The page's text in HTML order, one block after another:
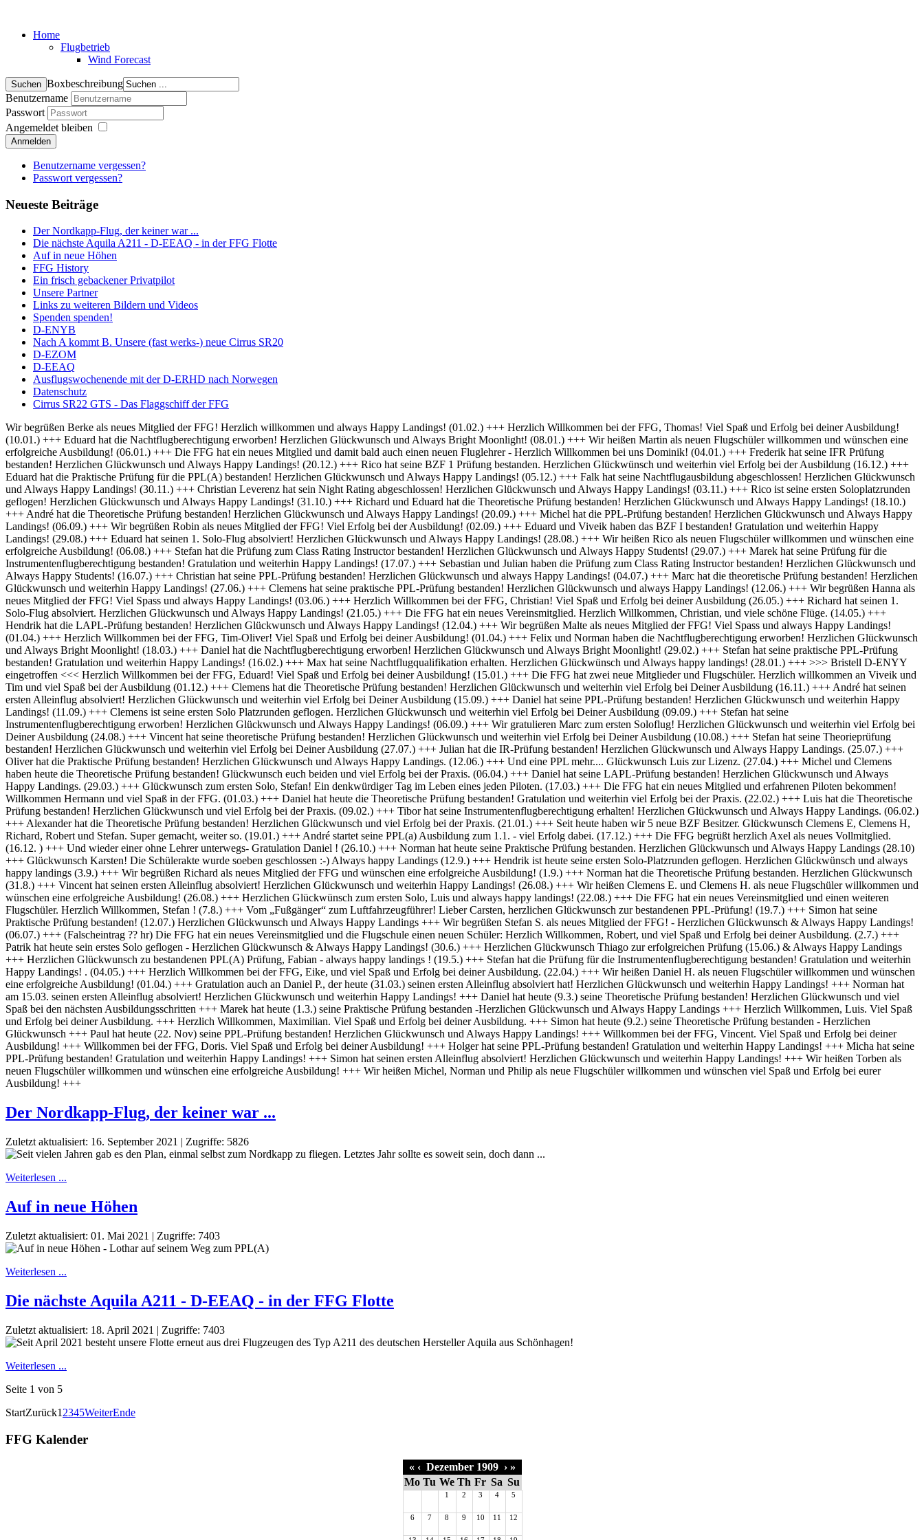
Home
Flugbetrieb
Wind Forecast
Boxbeschreibung
Benutzername
Passwort
Angemeldet bleiben
Anmelden
Benutzername vergessen?
Passwort vergessen?
Neueste Beiträge
Der Nordkapp-Flug, der keiner war ...
Die nächste Aquila A211 - D-EEAQ - in der FFG Flotte
Auf in neue Höhen
FFG History
Ein frisch gebackener Privatpilot
Unsere Partner
Links zu weiteren Bildern und Videos
Spenden spenden!
D-ENYB
Nach A kommt B. Unsere (fast werks-) neue Cirrus SR20
D-EZOM
D-EEAQ
Ausflugswochenende mit der D-ERHD nach Norwegen
Datenschutz
Cirrus SR22 GTS - Das Flaggschiff der FFG
Wir begrüßen Berke als neues Mitglied der FFG! Herzlich willkommen und always Happy Landings! (01.02.) +++ Herzlich Willkommen bei der FFG, Thomas! Viel Spaß und Erfolg bei deiner Ausbildung! (10.01.) +++ Eduard hat die Nachtflugberechtigung erworben! Herzlichen Glückwunsch und Always Bright Moonlight! (08.01.) +++ Wir heißen Martin als neuen Flugschüler willkommen und wünschen eine erfolgreiche Ausbildung! (06.01.) +++ Die FFG hat ein neues Mitglied und damit bald auch einen neuen Fluglehrer - Herzlich Willkommen bei uns Dominik! (04.01.) +++ Frederik hat seine IFR Prüfung bestanden! Herzlichen Glückwunsch und Always Happy Landings! (20.12.) +++ Rico hat seine BZF 1 Prüfung bestanden. Herzlichen Glückwünsch und weiterhin viel Erfolg bei der Ausbildung (16.12.) +++ Eduard hat die Praktische Prüfung für die PPL(A) bestanden! Herzlichen Glückwunsch und Always Happy Landings! (05.12.) +++ Falk hat seine Nachtflugausbildung abgeschlossen! Herzlichen Glückwunsch und Always Happy Landings! (30.11.) +++ Christian Leverenz hat sein Night Rating abgeschlossen! Herzlichen Glückwunsch und Always Happy Landings! (03.11.) +++ Rico ist seine ersten Soloplatzrunden geflogen! Herzlichen Glückwunsch und Always Happy Landings! (31.10.) +++ Richard und Eduard hat die Theoretische Prüfung bestanden! Herzlichen Glückwunsch und Always Happy Landings! (18.10.) +++ André hat die Theoretische Prüfung bestanden! Herzlichen Glückwunsch und Always Happy Landings! (20.09.) +++ Michel hat die PPL-Prüfung bestanden! Herzlichen Glückwunsch und Always Happy Landings! (06.09.) +++ Wir begrüßen Robin als neues Mitglied der FFG! Viel Erfolg bei der Ausbildung! (02.09.) +++ Eduard und Viveik haben das BZF I bestanden! Gratulation und weiterhin Happy Landings! (29.08.) +++ Eduard hat seinen 1. Solo-Flug absolviert! Herzlichen Glückwunsch und Always Happy Landings! (28.08.) +++ Wir heißen Rico als neuen Flugschüler willkommen und wünschen eine erfolgreiche Ausbildung! (06.08.) +++ Stefan hat die Prüfung zum Class Rating Instructor bestanden! Herzlichen Glückwunsch und Always Happy Students! (29.07.) +++ Marek hat seine Prüfung für die Instrumentenflugberechtigung bestanden! Gratulation und weiterhin Happy Landings! (17.07.) +++ Sebastian und Julian haben die Prüfung zum Class Rating Instructor bestanden! Herzlichen Glückwunsch und Always Happy Students! (16.07.) +++ Christian hat seine PPL-Prüfung bestanden! Herzlichen Glückwunsch und always Happy Landings! (04.07.) +++ Marc hat die theoretische Prüfung bestanden! Herzlichen Glückwunsch und weiterhin Happy Landings! (27.06.) +++ Clemens hat seine praktische PPL-Prüfung bestanden! Herzlichen Glückwunsch und always Happy Landings! (12.06.) +++ Wir begrüßen Hanna als neues Mitglied der FFG! Viel Spass und always Happy Landings! (03.06.) +++ Herzlich Willkommen bei der FFG, Christian! Viel Spaß und Erfolg bei deiner Ausbildung (26.05.) +++ Richard hat seinen 1. Solo-Flug absolviert. Herzlichen Glückwunsch und Always Happy Landings! (21.05.) +++ Die FFG hat ein neues Vereinsmitglied. Herzlich Willkommen, Christian, und viele schöne Flüge. (14.05.) +++ Hendrik hat die LAPL-Prüfung bestanden! Herzlichen Glückwunsch und Always Happy Landings! (12.04.) +++ Wir begrüßen Malte als neues Mitglied der FFG! Viel Spass und always Happy Landings! (01.04.) +++ Herzlich Willkommen bei der FFG, Tim-Oliver! Viel Spaß und Erfolg bei deiner Ausbildung! (01.04.) +++ Felix und Norman haben die Nachtflugberechtigung erworben! Herzlichen Glückwunsch und Always Bright Moonlight! (18.03.) +++ Daniel hat die Nachtflugberechtigung erworben! Herzlichen Glückwunsch und Always Bright Moonlight! (29.02.) +++ Stefan hat seine praktische PPL-Prüfung bestanden! Gratulation und weiterhin Happy Landings! (16.02.) +++ Max hat seine Nachtflugqualifikation erhalten. Herzlichen Glückwünsch und Always happy landings! (28.01.) +++ >>> Bristell D-ENYY eingetroffen <<< Herzlich Willkommen bei der FFG, Eduard! Viel Spaß und Erfolg bei deiner Ausbildung! (15.01.) +++ Die FFG hat zwei neue Mitglieder und Flugschüler. Herzlich willkommen an Viveik und Tim und viel Spaß bei der Ausbildung (01.12.) +++ Clemens hat die Theoretische Prüfung bestanden! Herzlichen Glückwunsch und weiterhin viel Erfolg bei Deiner Ausbildung (16.11.) +++ André hat seinen ersten Alleinflug absolviert! Herzlichen Glückwunsch und weiterhin viel Erfolg bei Deiner Ausbildung (15.09.) +++ Daniel hat seine PPL-Prüfung bestanden! Herzlichen Glückwunsch und weiterhin Happy Landings! (11.09.) +++ Clemens ist seine ersten Solo Platzrunden geflogen. Herzlichen Glückwunsch und weiterhin viel Erfolg bei Deiner Ausbildung (09.09.) +++ Stefan hat seine Instrumentenflugberechtigung erworben! Herzlichen Glückwunsch und Always Happy Landings! (06.09.) +++ Wir gratulieren Marc zum ersten Soloflug! Herzlichen Glückwunsch und weiterhin viel Erfolg bei Deiner Ausbildung (24.08.) +++ Vincent hat seine theoretische Prüfung bestanden! Herzlichen Glückwunsch und weiterhin viel Erfolg bei Deiner Ausbildung (10.08.) +++ Stefan hat seine Theorieprüfung bestanden! Herzlichen Glückwunsch und weiterhin viel Erfolg bei Deiner Ausbildung (27.07.) +++ Julian hat die IR-Prüfung bestanden! Herzlichen Glückwunsch und Always Happy Landings. (25.07.) +++ Oliver hat die Praktische Prüfung bestanden! Herzlichen Glückwunsch und Always Happy Landings. (12.06.) +++ Und eine PPL mehr.... Glückwunsch Luis zur Lizenz. (27.04.) +++ Michel und Clemens haben heute die Theoretische Prüfung bestanden! Glückwunsch euch beiden und viel Erfolg bei der Praxis. (06.04.) +++ Daniel hat seine LAPL-Prüfung bestanden! Herzlichen Glückwunsch und Always Happy Landings. (29.03.) +++ Glückwunsch zum ersten Solo, Stefan! Ein denkwürdiger Tag im Leben eines jeden Piloten. (17.03.) +++ Die FFG hat ein neues Mitglied und erfahrenen Piloten bekommen! Willkommen Hermann und viel Spaß in der FFG. (01.03.) +++ Daniel hat heute die Theoretische Prüfung bestanden! Gratulation und weiterhin viel Erfolg bei der Praxis. (22.02.) +++ Luis hat die Theoretische Prüfung bestanden! Herzlichen Glückwunsch und viel Erfolg bei der Praxis. (09.02.) +++ Tibor hat seine Instrumentenflugberechtigung erhalten! Herzlichen Glückwunsch und Always Happy Landings. (06.02.) +++ Alexander hat die Theoretische Prüfung bestanden! Herzlichen Glückwunsch und viel Erfolg bei der Praxis. (21.01.) +++ Seit heute haben wir 5 neue BZF Besitzer. Glückwunsch Clemens E, Clemens H, Richard, Robert und Stefan. Super gemacht, weiter so. (19.01.) +++ André startet seine PPL(a) Ausbildung zum 1.1. - viel Erfolg dabei. (17.12.) +++ Die FFG begrüßt herzlich Axel als neues Vollmitglied. (16.12. ) +++ Und wieder einer ohne Lehrer unterwegs- Gratulation Daniel ! (26.10.) +++ Norman hat heute seine Praktische Prüfung bestanden. Herzlichen Glückwunsch und Always Happy Landings (28.10) +++ Glückwunsch Karsten! Die Schülerakte wurde soeben geschlossen :-) Always happy Landings (12.9.) +++ Hendrik ist heute seine ersten Solo-Platzrunden geflogen. Herzlichen Glückwünsch und always happy landings (3.9.) +++ Wir begrüßen Richard als neues Mitglied der FFG und wünschen eine erfolgreiche Ausbildung! (1.9.) +++ Norman hat die Theoretische Prüfung bestanden. Herzlichen Glückwunsch (31.8.) +++ Vincent hat seinen ersten Alleinflug absolviert! Herzlichen Glückwunsch und weiterhin Happy Landings! (26.08.) +++ Wir heißen Clemens E. und Clemens H. als neue Flugschüler willkommen und wünschen eine erfolgreiche Ausbildung! (26.08.) +++ Herzlichen Glückwünsch zum ersten Solo, Luis und always happy landings! (22.08.) +++ Die FFG hat ein neues Vereinsmitglied und einen weiteren Flugschüler. Herzlich Willkommen, Stefan ! (7.8.) +++ Vom „Fußgänger“ zum Luftfahrzeugführer! Lieber Carsten, herzlichen Glückwunsch zur bestandenen PPL-Prüfung! (19.7.) +++ Simon hat seine Praktische Prüfung bestanden! (12.07.) Herzlichen Glückwunsch und Always Happy Landings +++ Wir begrüßen Stefan S. als neues Mitglied der FFG! - Herzlichen Glückwunsch & Always Happy Landings! (06.07.) +++ (Falscheintrag ?? hr) Die FFG hat ein neues Vereinsmitglied und die Flugschule einen neuen Schüler: Herzlich Willkommen, Robert, und viel Spaß und Erfolg bei deiner Ausbildung. (2.7.) +++ Patrik hat heute sein erstes Solo geflogen - Herzlichen Glückwunsch & Always Happy Landings! (30.6.) +++ Herzlichen Glückwunsch Thiago zur erfolgreichen Prüfung (15.06.) & Always Happy Landings +++ Herzlichen Glückwunsch zu bestandenen PPL(A) Prüfung, Fabian - always happy landings ! (19.5.) +++ Stefan hat die Prüfung für die Instrumentenflugberechtigung bestanden! Gratulation und weiterhin Happy Landings! . (04.05.) +++ Herzlich Willkommen bei der FFG, Eike, und viel Spaß und Erfolg bei deiner Ausbildung. (22.04.) +++ Wir heißen Daniel H. als neuen Flugschüler willkommen und wünschen eine erfolgreiche Ausbildung! (01.04.) +++ Gratulation auch an Daniel P., der heute (31.03.) seinen ersten Alleinflug absolviert hat! Herzlichen Glückwunsch und weiterhin Happy Landings! +++ Norman hat am 15.03. seinen ersten Alleinflug absolviert! Herzlichen Glückwunsch und weiterhin Happy Landings! +++ Daniel hat heute (9.3.) seine Theoretische Prüfung bestanden! Herzlichen Glückwunsch und viel Spaß bei den nächsten Ausbildungsschritten +++ Marek hat heute (1.3.) seine Praktische Prüfung bestanden -Herzlichen Glückwunsch und Always Happy Landings +++ Herzlich Willkommen, Luis. Viel Spaß und Erfolg bei deiner Ausbildung. +++ Herzlich Willkommen, Maximilian. Viel Spaß und Erfolg bei deiner Ausbildung. +++ Simon hat heute (9.2.) seine Theoretische Prüfung bestanden - Herzlichen Glückwunsch +++ Paul hat heute (22. Nov) seine PPL-Prüfung bestanden! Herzlichen Glückwunsch und Always Happy Landings! +++ Willkommen bei der FFG, Vincent. Viel Spaß und Erfolg bei deiner Ausbildung! +++ Willkommen bei der FFG, Doris. Viel Spaß und Erfolg bei deiner Ausbildung! +++ Holger hat seine PPL-Prüfung bestanden! Gratulation und weiterhin Happy Landings! +++ Micha hat seine PPL
Der Nordkapp-Flug, der keiner war ...
Zuletzt aktualisiert: 16. September 2021 | Zugriffe: 5826
Weiterlesen ...
Auf in neue Höhen
Zuletzt aktualisiert: 01. Mai 2021 | Zugriffe: 7403
Weiterlesen ...
Die nächste Aquila A211 - D-EEAQ - in der FFG Flotte
Zuletzt aktualisiert: 18. April 2021 | Zugriffe: 7403
Weiterlesen ...
Seite 1 von 5
StartZurück1 2345WeiterEnde
FFG Kalender
« ‹Dezember 1909 › »
Mo Tu We Th Fr Sa Su
1 2 3 4 5
6 7 8 9 10 11 12